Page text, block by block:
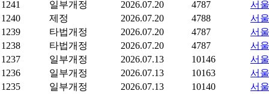
1241 일부개정 2026.07.20 4787
서
1240
제정 2026.07.20 4788
서
1239
타법개정 2026.07.20 4787
서
1238
타법개정 2026.07.20 4787
서
1237
일부개정 2026.07.13 10146
서
1236
일부개정 2026.07.13 10163
서
1235
일부개정 2026.07.13 10140
서